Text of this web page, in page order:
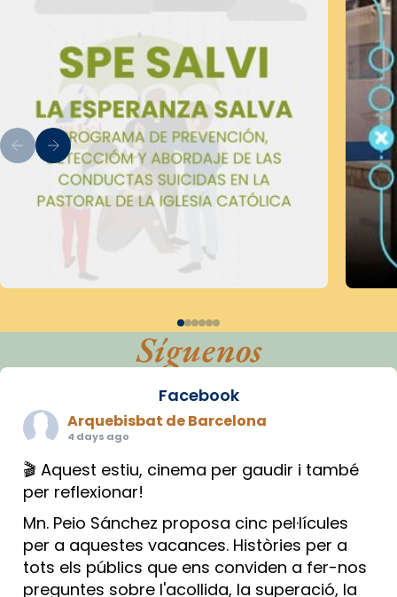
Síguenos
Facebook
Arquebisbat de Barcelona
4 days ago
🎬 Aquest estiu, cinema per gaudir i també
per reflexionar!
Mn. Peio Sánchez proposa cinc pel·lícules
per a aquestes vacances. Històries per a
tots els públics que ens conviden a fer-nos
preguntes sobre l'acollida, la superació, la